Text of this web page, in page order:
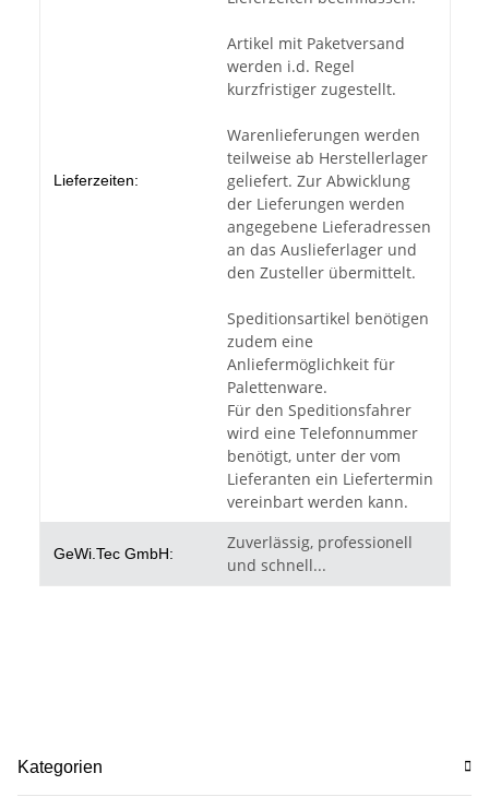
Lieferzeiten:
Artikel mit Paketversand
werden i.d. Regel
kurzfristiger zugestellt.
Warenlieferungen werden
teilweise ab Herstellerlager
geliefert. Zur Abwicklung
der Lieferungen werden
angegebene Lieferadressen
an das Auslieferlager und
den Zusteller übermittelt.
Speditionsartikel benötigen
zudem eine
Anliefermöglichkeit für
Palettenware.
Für den Speditionsfahrer
wird eine Telefonnummer
benötigt, unter der vom
Lieferanten ein Liefertermin
vereinbart werden kann.
GeWi.Tec GmbH:
Zuverlässig, professionell
und schnell...
Kategorien